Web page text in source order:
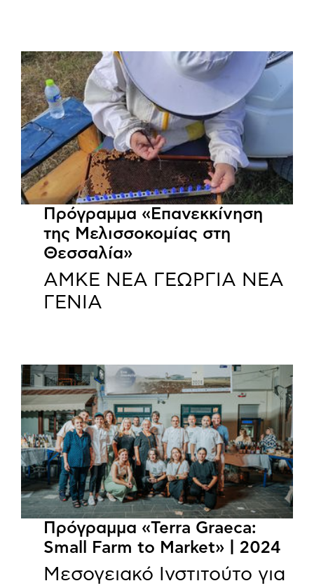
Πρόγραμμα «Επανεκκίνηση
της Μελισσοκομίας στη
Θεσσαλία»
ΑΜΚΕ ΝΕΑ ΓΕΩΡΓΙΑ ΝΕΑ
ΓΕΝΙΑ
Πρόγραμμα «Terra Graeca:
Small Farm to Market» | 2024
Μεσογειακό Ινστιτούτο για